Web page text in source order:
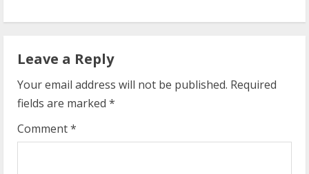
u
e
R
Leave a Reply
Your email address will not be published. Required
fields are marked *
Comment*